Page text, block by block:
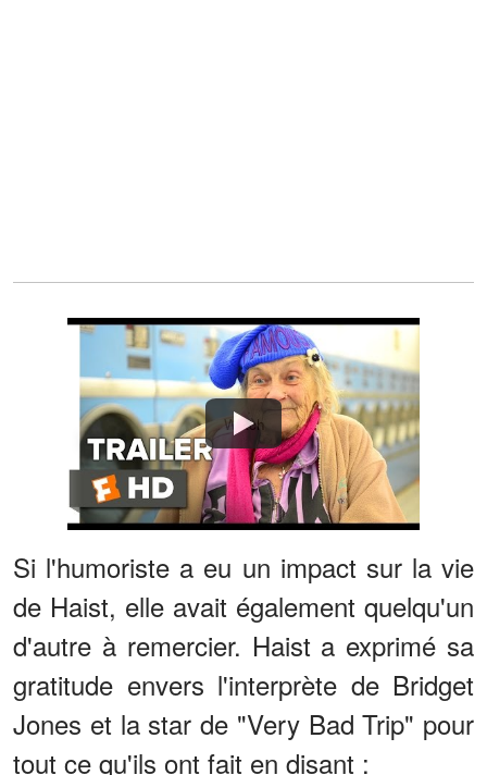
Watch
Si l'humoriste a eu un impact sur la vie
de Haist, elle avait également quelqu'un
d'autre à remercier. Haist a exprimé sa
gratitude envers l'interprète de Bridget
Jones et la star de "Very Bad Trip" pour
tout ce qu'ils ont fait en disant :